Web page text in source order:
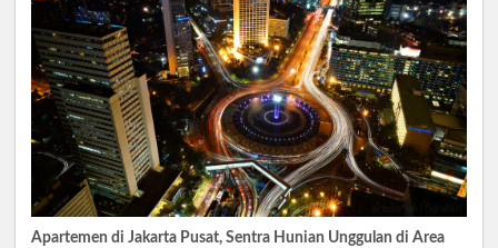
Apartemen di Jakarta Pusat, Sentra Hunian Unggulan di Area